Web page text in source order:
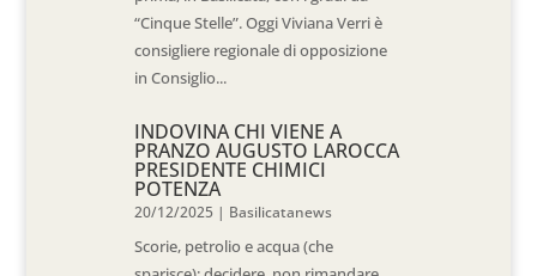
“Cinque Stelle”. Oggi Viviana Verri è
consigliere regionale di opposizione
in Consiglio...
INDOVINA CHI VIENE A
PRANZO AUGUSTO LAROCCA
PRESIDENTE CHIMICI
POTENZA
20/12/2025 | Basilicatanews
Scorie, petrolio e acqua (che